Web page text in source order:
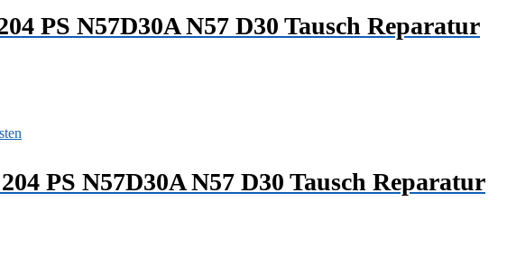
PS N57D30A N57 D30 Tausch Reparatur
PS N57D30A N57 D30 Tausch Reparatur